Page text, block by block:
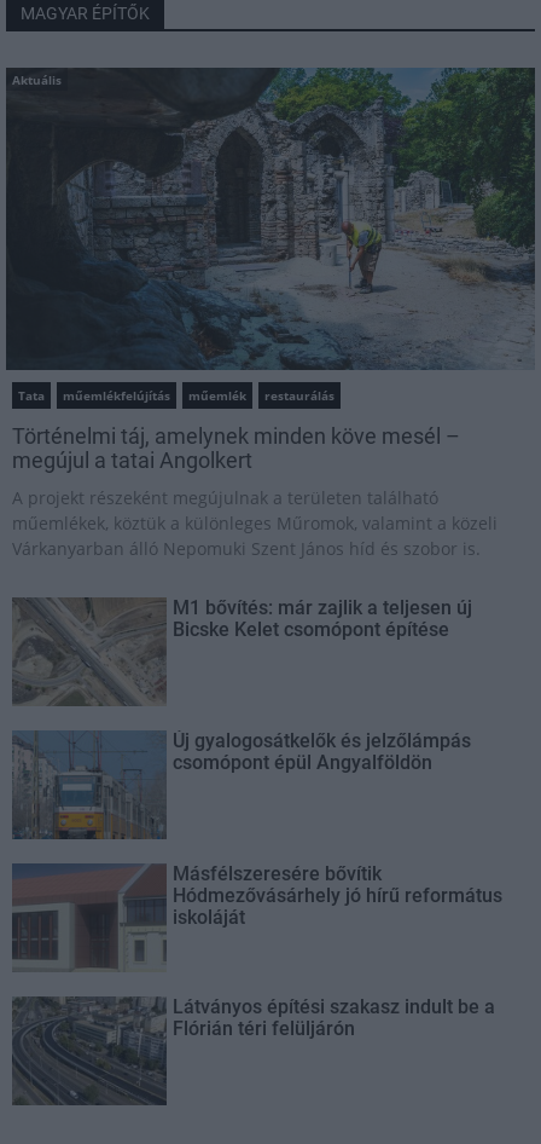
MAGYAR ÉPÍTŐK
Aktuális
Tata műemlékfelújítás műemlék restaurálás
Történelmi táj, amelynek minden köve mesél –
megújul a tatai Angolkert
A projekt részeként megújulnak a területen található
műemlékek, köztük a különleges Műromok, valamint a közeli
Várkanyarban álló Nepomuki Szent János híd és szobor is.
M1 bővítés: már zajlik a teljesen új
Bicske Kelet csomópont építése
Új gyalogosátkelők és jelzőlámpás
csomópont épül Angyalföldön
Másfélszeresére bővítik
Hódmezővásárhely jó hírű református
iskoláját
Látványos építési szakasz indult be a
Flórián téri felüljárón